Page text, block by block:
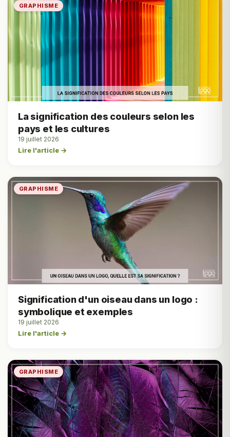
GRAPHISME
La signification des couleurs selon les
pays et les cultures
19 juillet 2026
Lire l'article →
GRAPHISME
Signification d'un oiseau dans un logo :
symbolique et exemples
19 juillet 2026
Lire l'article →
GRAPHISME